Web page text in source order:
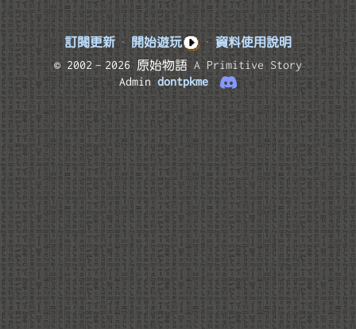
訂閱更新 · 開始遊玩 · 資料使用說明
© 2002–2026 原始物語 A Primitive Story
Admindontpkme